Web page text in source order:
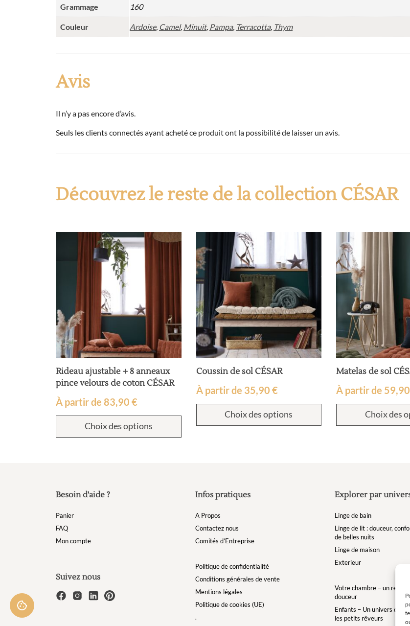
Grammage 160
Couleur Ardoise, Camel, Minuit, Pampa, Terracotta, Thym
Avis
Il n’y a pas encore d’avis.
Seuls les clients connectés ayant acheté ce produit ont la possibilité de laisser un avis.
Découvrez le reste de la collection CÉSAR
Rideau ajustable + 8 anneaux
pince velours de coton CÉSAR
À partir de 83,90 €
Choix des options
Coussin de sol CÉSAR
À partir de 35,90 €
Choix des options
Matelas de sol
À partir de 59,90
Choix des
Besoin d'aide ?
Panier
FAQ
Mon compte
Suivez nous
Infos pratiques
A Propos
Contactez nous
Comités d’Entreprise
Politique de confidentialité
Conditions générales de vente
Mentions légales
Politique de cookies (UE)
.
Explorer par
Linge de bain
Linge de lit : douceur,
de belles nuits
Linge de maison
Exterieur
Votre chambre – un refuge
douceur
Enfants – Un univers doux
les petits rêveurs